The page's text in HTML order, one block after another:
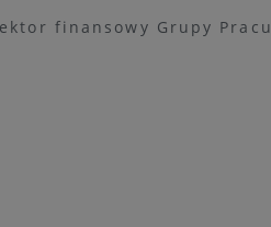
finansowy Grupy